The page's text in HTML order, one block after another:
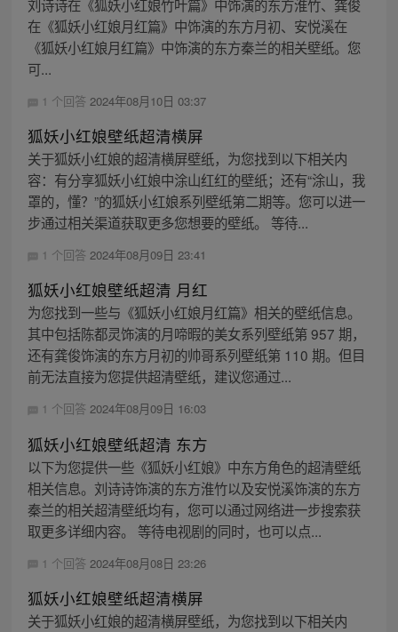
刘诗诗在《狐妖小红娘竹叶篇》中饰演的东方淮竹、龚俊
在《狐妖小红娘月红篇》中饰演的东方月初、安悦溪在
《狐妖小红娘月红篇》中饰演的东方秦兰的相关壁纸。您
可...
1 个回答 2024年08月10日 03:37
狐妖小红娘壁纸超清横屏
关于狐妖小红娘的超清横屏壁纸，为您找到以下相关内
容：有分享狐妖小红娘中涂山红红的壁纸；还有“涂山，我
罩的，懂？”的狐妖小红娘系列壁纸第二期等。您可以进一
步通过相关渠道获取更多您想要的壁纸。 等待...
1 个回答 2024年08月09日 23:41
狐妖小红娘壁纸超清 月红
为您找到一些与《狐妖小红娘月红篇》相关的壁纸信息。
其中包括陈都灵饰演的月啼暇的美女系列壁纸第 957 期，
还有龚俊饰演的东方月初的帅哥系列壁纸第 110 期。但目
前无法直接为您提供超清壁纸，建议您通过...
1 个回答 2024年08月09日 16:03
狐妖小红娘壁纸超清 东方
以下为您提供一些《狐妖小红娘》中东方角色的超清壁纸
相关信息。刘诗诗饰演的东方淮竹以及安悦溪饰演的东方
秦兰的相关超清壁纸均有，您可以通过网络进一步搜索获
取更多详细内容。 等待电视剧的同时，也可以点...
1 个回答 2024年08月08日 23:26
狐妖小红娘壁纸超清横屏
关于狐妖小红娘的超清横屏壁纸，为您找到以下相关内